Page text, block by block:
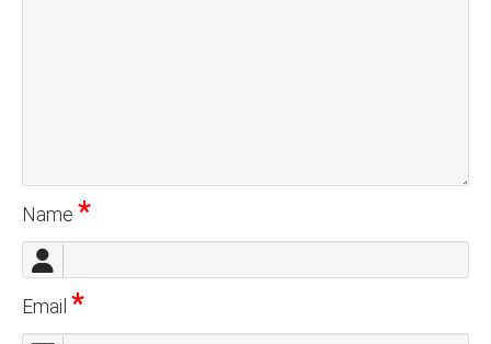
Name *
Email *